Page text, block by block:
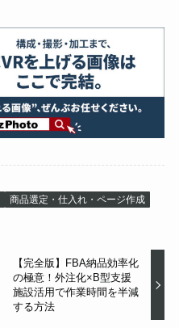
商品選定・仕入れ・ページ作成
【完全版】FBA納品効率化
の極意！外注化×B型支援
施設活用で作業時間を半減
する方法